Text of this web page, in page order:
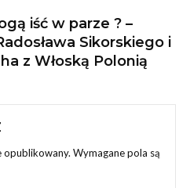
iść w parze ? –
Sikorskiego i
z Włoską Polonią
opublikowany. Wymagane pola są